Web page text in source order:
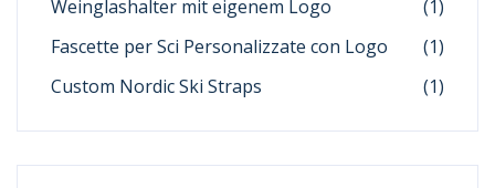
Weinglashalter mit eigenem Logo
(1)
Fascette per Sci Personalizzate con Logo
(1)
Custom Nordic Ski Straps
(1)